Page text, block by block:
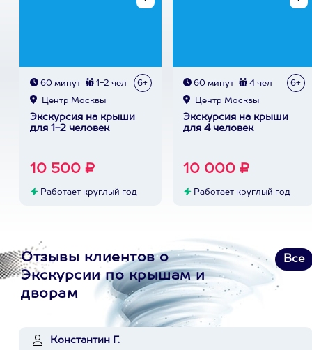
60 минут 1-2 чел 6+
Центр Москвы
Экскурсия на крыши
для 1-2 человек
10 500 ₽
Работает круглый год
60 минут 4 чел 6+
Центр Москвы
Экскурсия на крыши
для 4 человек
10 000 ₽
Работает круглый год
Отзывы клиентов о
Экскурсии по крышам и
дворам
Все
Константин Г.